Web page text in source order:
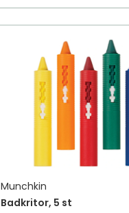
Munchkin
Badkritor, 5 st